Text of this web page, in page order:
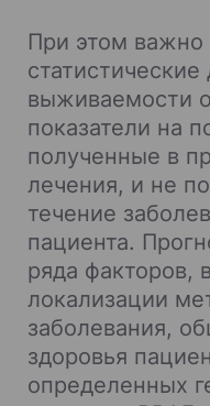
При этом важно
выживаемости
показатели на
полученные в
лечения, и не
течение
пациента.
ряда факторов,
локализации
заболевания,
здоровья
определенных